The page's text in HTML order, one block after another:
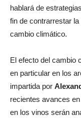
hablará de
fin de contrarrestar
cambio climático.
El efecto del cambio
en particular en los
impartida por
recientes avances
en los vinos serán